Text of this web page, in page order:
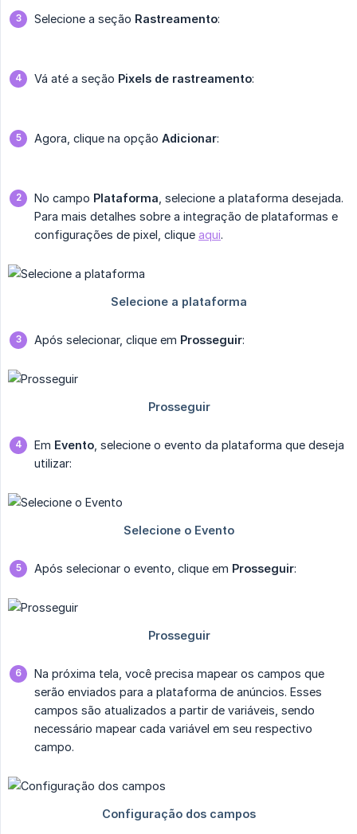
Selecione a seção Rastreamento:
Vá até a seção Pixels de rastreamento:
Agora, clique na opção Adicionar:
No campo Plataforma , selecione a plataforma desejada.
Para mais detalhes sobre a integração de plataformas e
configurações de pixel, clique aqui.
Após selecionar, clique em Prosseguir:
Em Evento , selecione o evento da plataforma que deseja
utilizar:
Após selecionar o evento, clique em Prosseguir:
Na próxima tela, você precisa mapear os campos que
serão enviados para a plataforma de anúncios. Esses
campos são atualizados a partir de variáveis, sendo
necessário mapear cada variável em seu respectivo
campo.